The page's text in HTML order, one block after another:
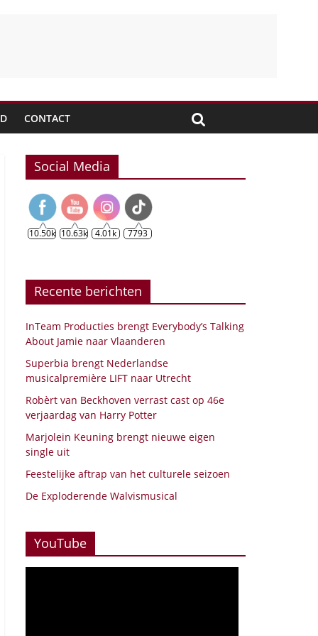
CONTACT
Social Media
10.50k 10.63k 4.01k 7793
Recente berichten
InTeam Producties brengt Everybody’s Talking
About Jamie naar Vlaanderen
Superbia brengt Nederlandse
musicalpremière LIFT naar Utrecht
Robèrt van Beckhoven verrast cast op 46e
verjaardag van Harry Potter
Marjolein Keuning brengt nieuwe eigen
single uit
Feestelijke aftrap van het culturele seizoen
De Exploderende Walvismusical
YouTube